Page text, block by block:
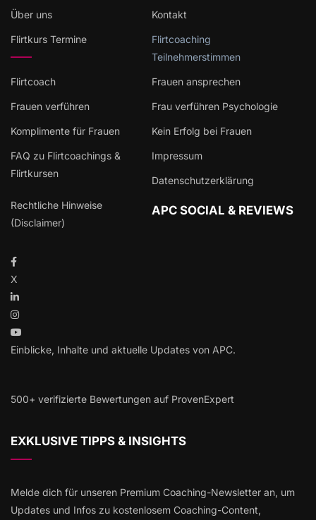
Über uns Kontakt
Flirtkurs Termine
Flirtcoaching
Teilnehmerstimmen
Flirtcoach Frauen ansprechen
Frauen verführen Frau verführen Psychologie
Komplimente für Frauen Kein Erfolg bei Frauen
FAQ zu Flirtcoachings &
Flirtkursen
Impressum
Datenschutzerklärung
Rechtliche Hinweise
(Disclaimer)
APC SOCIAL & REVIEWS
X
Einblicke, Inhalte und aktuelle Updates von APC.
500+ verifizierte Bewertungen auf ProvenExpert
EXKLUSIVE TIPPS & INSIGHTS
Melde dich für unseren Premium Coaching-Newsletter an, um
Updates und Infos zu kostenlosem Coaching-Content,